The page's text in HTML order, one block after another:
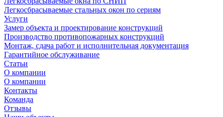
Легкосбрасываемые стальных окон по сериям
Услуги
Замер объекта и проектирование конструкций
Производство противопожарных конструкций
Монтаж, сдача работ и исполнительная документация
Гарантийное обслуживание
Статьи
О компании
О компании
Контакты
Команда
Отзывы